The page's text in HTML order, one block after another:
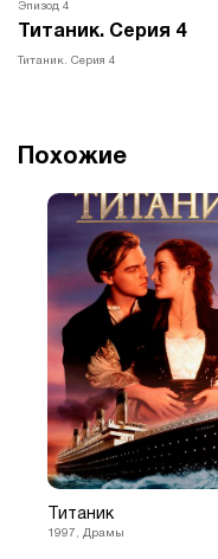
Эпизод 4
Титаник. Серия 4
Титаник. Серия 4
Похожие
Титаник
1997, Драмы